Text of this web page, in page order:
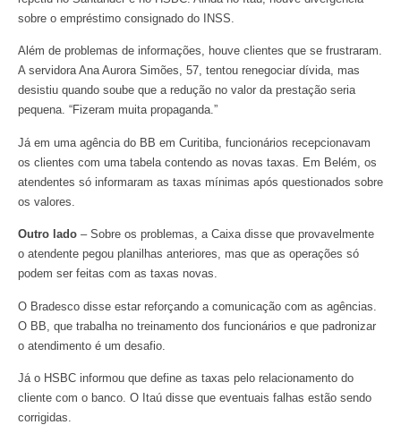
sobre o empréstimo consignado do INSS.
Além de problemas de informações, houve clientes que se frustraram.
A servidora Ana Aurora Simões, 57, tentou renegociar dívida, mas
desistiu quando soube que a redução no valor da prestação seria
pequena. “Fizeram muita propaganda.”
Já em uma agência do BB em Curitiba, funcionários recepcionavam
os clientes com uma tabela contendo as novas taxas. Em Belém, os
atendentes só informaram as taxas mínimas após questionados sobre
os valores.
Outro lado – Sobre os problemas, a Caixa disse que provavelmente
o atendente pegou planilhas anteriores, mas que as operações só
podem ser feitas com as taxas novas.
O Bradesco disse estar reforçando a comunicação com as agências.
O BB, que trabalha no treinamento dos funcionários e que padronizar
o atendimento é um desafio.
Já o HSBC informou que define as taxas pelo relacionamento do
cliente com o banco. O Itaú disse que eventuais falhas estão sendo
corrigidas.